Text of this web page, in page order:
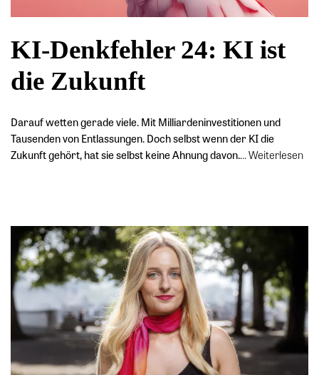
KI-Denkfehler 24: KI ist
die Zukunft
Darauf wetten gerade viele. Mit Milliardeninvestitionen und
Tausenden von Entlassungen. Doch selbst wenn der KI die
Zukunft gehört, hat sie selbst keine Ahnung davon.…Weiterlesen